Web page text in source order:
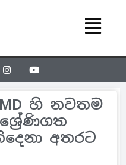
හි නවතම
අතරට